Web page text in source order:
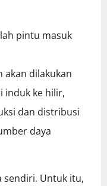
pintu masuk
akan dilakukan
induk ke hilir,
dan distribusi
daya
sendiri. Untuk itu,